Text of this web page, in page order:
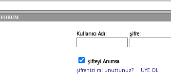
Kullanıcı Adı: şifre:
şifreyi Anımsa
şifrenizi mi unuttunuz?
ÜYE OL